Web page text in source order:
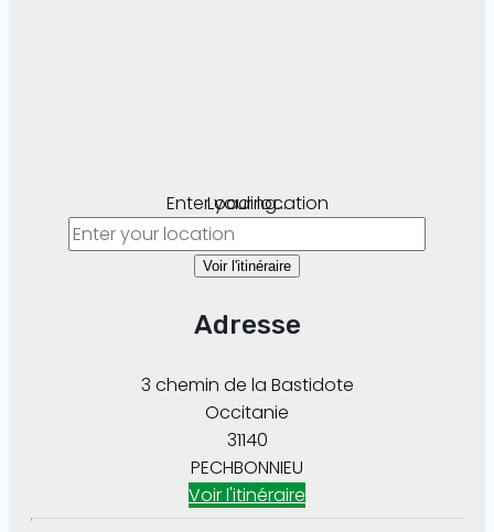
Loading...
Enter your location
Voir l'itinéraire
Adresse
3 chemin de la Bastidote
PECHBONNIEU
Occitanie
31140
Voir l'itinéraire